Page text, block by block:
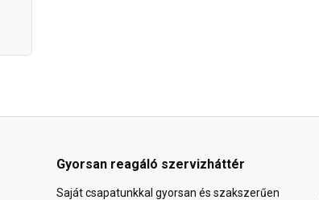
Gyorsan reagáló szervizháttér
Saját csapatunkkal gyorsan és szakszerűen